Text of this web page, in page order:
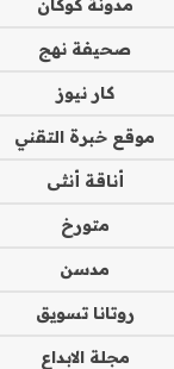
مدونة كوكان
صحيفة نهج
كار نيوز
موقع خبرة التقني
أناقة أنثى
متورخ
مدسن
روتانا تسويق
مجلة الابداع